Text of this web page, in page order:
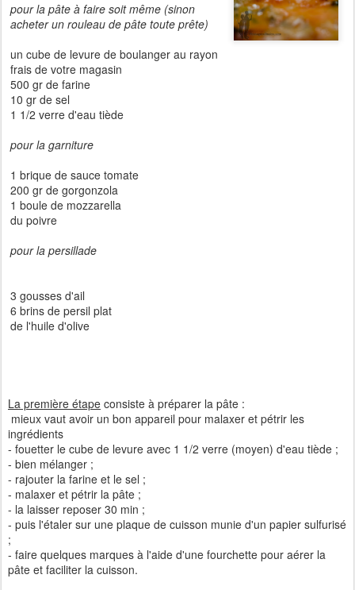
pour la pâte à faire soit même (sinon
acheter un rouleau de pâte toute prête)
un cube de levure de boulanger au rayon
frais de votre magasin
500 gr de farine
10 gr de sel
1 1/2 verre d'eau tiède
pour la garniture
1 brique de sauce tomate
200 gr de gorgonzola
1 boule de mozzarella
du poivre
pour la persillade
3 gousses d'ail
6 brins de persil plat
de l'huile d'olive
La première étape consiste à préparer la pâte :
mieux vaut avoir un bon appareil pour malaxer et pétrir les
ingrédients
- fouetter le cube de levure avec 1 1/2 verre (moyen) d'eau tiède ;
- bien mélanger ;
- rajouter la farine et le sel ;
- malaxer et pétrir la pâte ;
- la laisser reposer 30 min ;
- puis l'étaler sur une plaque de cuisson munie d'un papier sulfurisé
;
- faire quelques marques à l'aide d'une fourchette pour aérer la
pâte et faciliter la cuisson.